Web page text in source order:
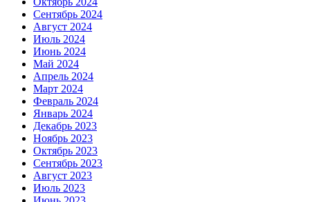
Сентябрь 2024
Август 2024
Июль 2024
Июнь 2024
Май 2024
Апрель 2024
Март 2024
Февраль 2024
Январь 2024
Декабрь 2023
Ноябрь 2023
Октябрь 2023
Сентябрь 2023
Август 2023
Июль 2023